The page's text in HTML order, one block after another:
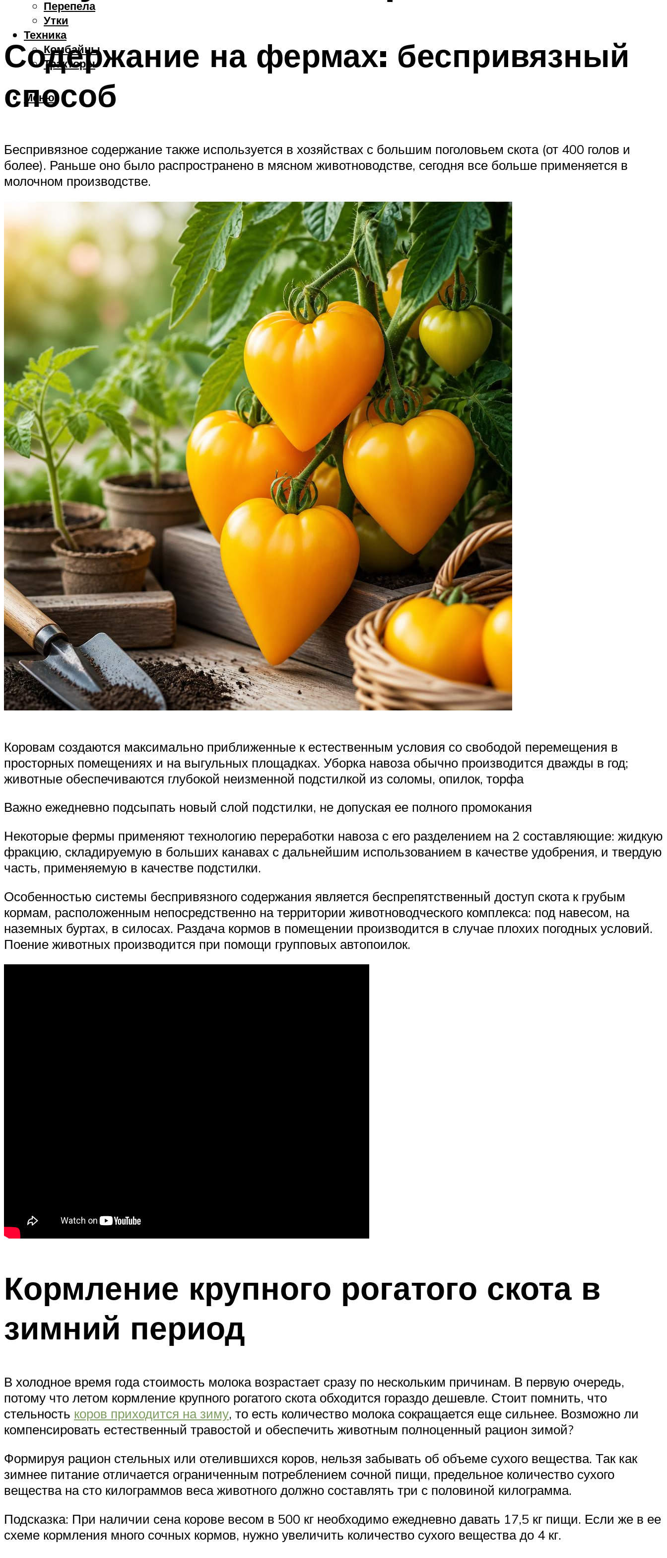
Перепела
Утки
Техника
Комбайны
Тракторы
Меню
Содержание на фермах: беспривязный
способ
Беспривязное содержание также используется в хозяйствах с большим поголовьем скота (от 400 голов и
более). Раньше оно было распространено в мясном животноводстве, сегодня все больше применяется в
молочном производстве.
Коровам создаются максимально приближенные к естественным условия со свободой перемещения в
просторных помещениях и на выгульных площадках. Уборка навоза обычно производится дважды в год;
животные обеспечиваются глубокой неизменной подстилкой из соломы, опилок, торфа
Важно ежедневно подсыпать новый слой подстилки, не допуская ее полного промокания
Некоторые фермы применяют технологию переработки навоза с его разделением на 2 составляющие: жидкую
фракцию, складируемую в больших канавах с дальнейшим использованием в качестве удобрения, и твердую
часть, применяемую в качестве подстилки.
Особенностью системы беспривязного содержания является беспрепятственный доступ скота к грубым
кормам, расположенным непосредственно на территории животноводческого комплекса: под навесом, на
наземных буртах, в силосах. Раздача кормов в помещении производится в случае плохих погодных условий.
Поение животных производится при помощи групповых автопоилок.
Кормление крупного рогатого скота в
зимний период
В холодное время года стоимость молока возрастает сразу по нескольким причинам. В первую очередь,
потому что летом кормление крупного рогатого скота обходится гораздо дешевле. Стоит помнить, что
стельность коров приходится на зиму, то есть количество молока сокращается еще сильнее. Возможно ли
компенсировать естественный травостой и обеспечить животным полноценный рацион зимой?
Формируя рацион стельных или отелившихся коров, нельзя забывать об объеме сухого вещества. Так как
зимнее питание отличается ограниченным потреблением сочной пищи, предельное количество сухого
вещества на сто килограммов веса животного должно составлять три с половиной килограмма.
Подсказка: При наличии сена корове весом в 500 кг необходимо ежедневно давать 17,5 кг пищи. Если же в ее
схеме кормления много сочных кормов, нужно увеличить количество сухого вещества до 4 кг.